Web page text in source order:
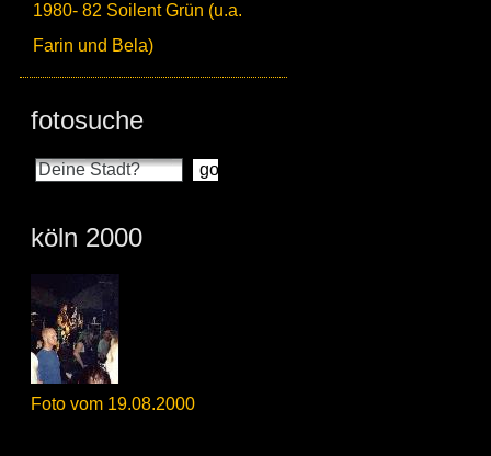
1980- 82 Soilent Grün (u.a.
Farin und Bela)
fotosuche
köln 2000
Foto vom 19.08.2000